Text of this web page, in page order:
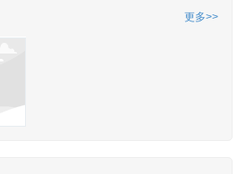
更多>>